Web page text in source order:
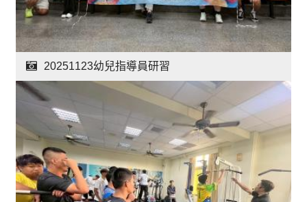
20251123幼兒指導員研習